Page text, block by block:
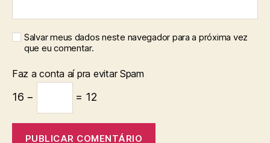
Salvar meus dados neste navegador para a próxima vez
que eu comentar.
Faz a conta aí pra evitar Spam
16 − = 12